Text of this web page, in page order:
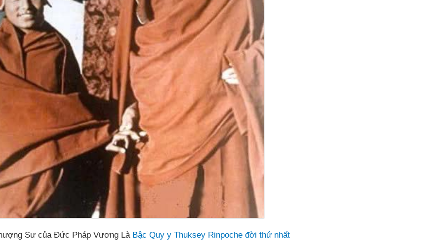
Sư của Đức Pháp Vương Là Bậc Quy y Thuksey Rinpoche đời thứ nhất